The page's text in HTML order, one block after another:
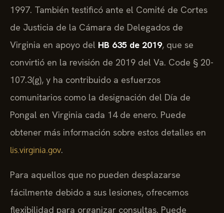
1997. También testificó ante el Comité de Cortes
de Justicia de la Cámara de Delegados de
Virginia en apoyo del HB 635 de 2019, que se
convirtió en la revisión de 2019 del Va. Code § 20-
107.3(g), y ha contribuido a esfuerzos
comunitarios como la designación del Día de
Pongal en Virginia cada 14 de enero. Puede
obtener más información sobre estos detalles en
lis.virginia.gov
Para aquellos que no pueden desplazarse
fácilmente debido a sus lesiones, ofrecemos
flexibilidad para organizar consultas. Puede